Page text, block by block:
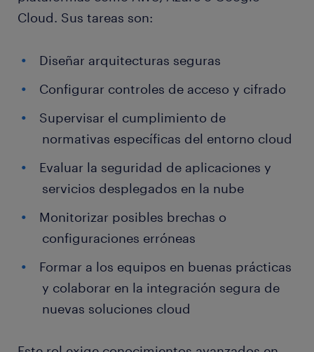
Cloud. Sus tareas son:
Diseñar arquitecturas seguras
Configurar controles de acceso y cifrado
Supervisar el cumplimiento de
normativas específicas del entorno cloud
Evaluar la seguridad de aplicaciones y
servicios desplegados en la nube
Monitorizar posibles brechas o
configuraciones erróneas
Formar a los equipos en buenas prácticas
y colaborar en la integración segura de
nuevas soluciones cloud